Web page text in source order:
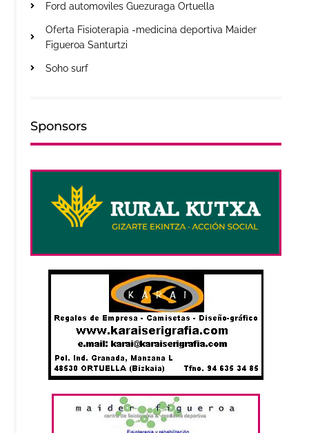
Ford automoviles Guezuraga Ortuella
Oferta Fisioterapia -medicina deportiva Maider
Figueroa Santurtzi
Soho surf
Sponsors